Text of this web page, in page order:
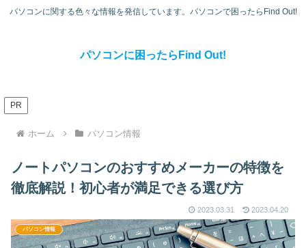
パソコンに関する色々な情報を発信しています。パソコンで困ったらFind Out!
パソコンに困ったらFind Out!
PR
ホーム パソコン情報
ノートパソコンのおすすめメーカーの特徴を
徹底解説！初心者が満足できる選び方
2023.03.31 2023.04.20
パソコン情報